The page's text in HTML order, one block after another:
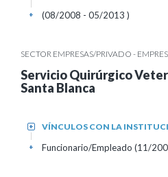
(08/2008 - 05/2013 )
+
SECTOR EMPRESAS/PRIVADO -
Servicio Quirúrgico
Santa Blanca
VÍNCULOS CON LA
+
Funcionario/Empleado (11/
+